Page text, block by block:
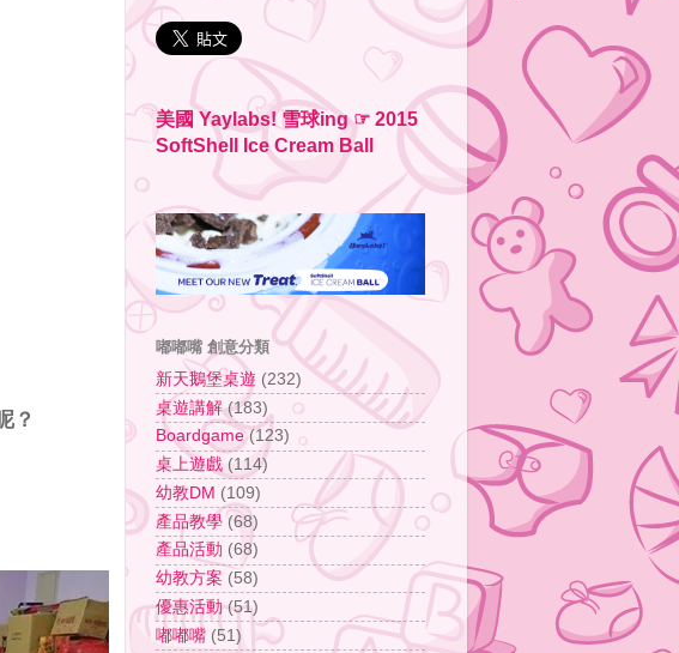
？
美國 Yaylabs! 雪球ing ☞ 2015
SoftShell Ice Cream Ball
嘟嘟嘴 創意分類
新天鵝堡桌遊 (232)
桌遊講解 (183)
Boardgame (123)
桌上遊戲 (114)
幼教DM (109)
產品教學 (68)
產品活動 (68)
幼教方案 (58)
優惠活動 (51)
嘟嘟嘴 (51)